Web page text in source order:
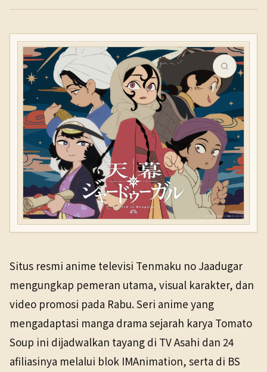
Situs resmi anime televisi Tenmaku no Jaadugar
mengungkap pemeran utama, visual karakter, dan
video promosi pada Rabu. Seri anime yang
mengadaptasi manga drama sejarah karya Tomato
Soup ini dijadwalkan tayang di TV Asahi dan 24
afiliasinya melalui blok IMAnimation, serta di BS